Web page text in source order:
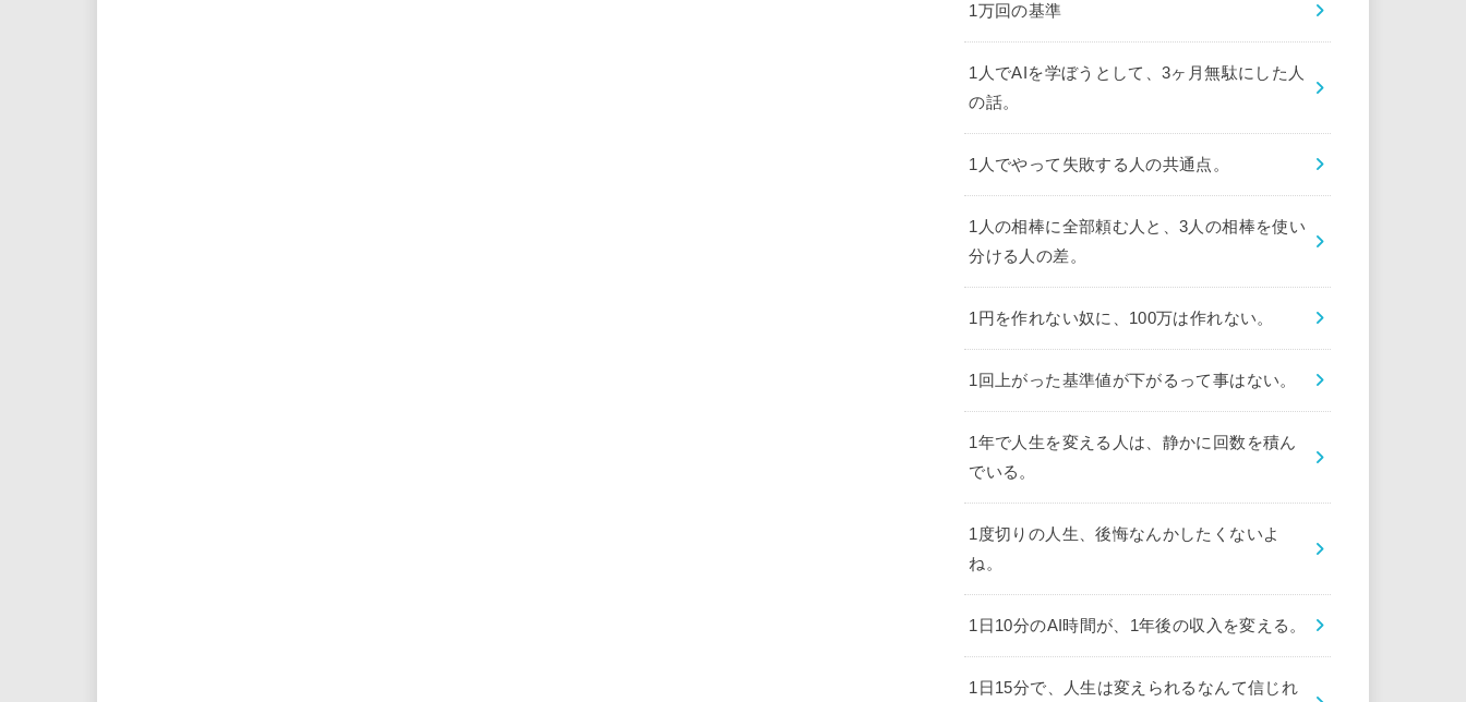
1万回の基準
1人でAIを学ぼうとして、3ヶ月無駄にした人
の話。
1人でやって失敗する人の共通点。
1人の相棒に全部頼む人と、3人の相棒を使い
分ける人の差。
1円を作れない奴に、100万は作れない。
1回上がった基準値が下がるって事はない。
1年で人生を変える人は、静かに回数を積ん
でいる。
1度切りの人生、後悔なんかしたくないよ
ね。
1日10分のAI時間が、1年後の収入を変える。
1日15分で、人生は変えられるなんて信じれ